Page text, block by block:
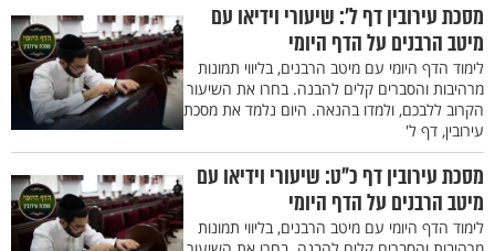
מסכת עירובין דף ל’: שיעורי וידיאו עם
מיטב הרבנים על הדף היומי
לימוד הדף היומי עם מיטב הרבנים, בליווי תמונות
מרהיבות והסברים קלים להבנה. בחרו את השיעור
הקרוב ללבכם, ולמדו בהנאה. היום נלמד את מסכת
עירובין, דף ל'
מסכת עירובין דף כ"ט: שיעורי וידיאו עם
מיטב הרבנים על הדף היומי
לימוד הדף היומי עם מיטב הרבנים, בליווי תמונות